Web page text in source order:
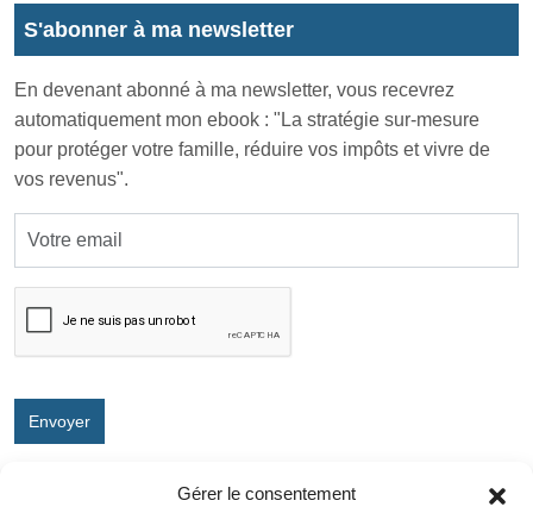
Gérer le consentement
S'abonner à ma newsletter
En devenant abonné à ma newsletter, vous recevrez
automatiquement mon ebook : "La stratégie sur-mesure
pour protéger votre famille, réduire vos impôts et vivre de
vos revenus".
Envoyer
Articles récents